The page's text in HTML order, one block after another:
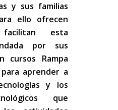
y sus familias
ello ofrecen
esta
por sus
cursos Rampa
aprender a
y los
que